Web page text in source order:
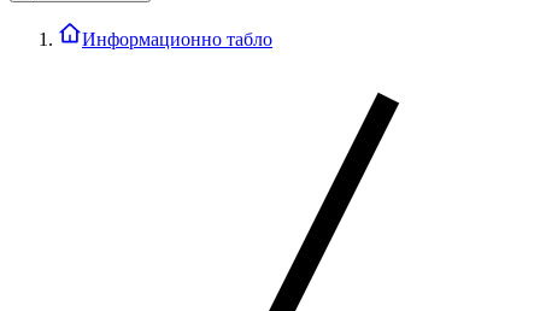
Информационно табло